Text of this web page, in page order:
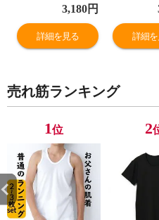
ゼ 年間 スーピマ
綿100% コットン
100 ブラトップ
ノンワイヤー ナ
3,180円
詳細を見る
ゼ 年間
綿100%
100 ブラ
ノンワイ
詳細
売れ筋ランキング
1位 2